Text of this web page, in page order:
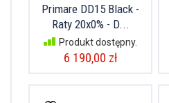
Primare DD15 Black -
Raty 20x0% - D...
Produkt dostępny.
6 190,00 zł